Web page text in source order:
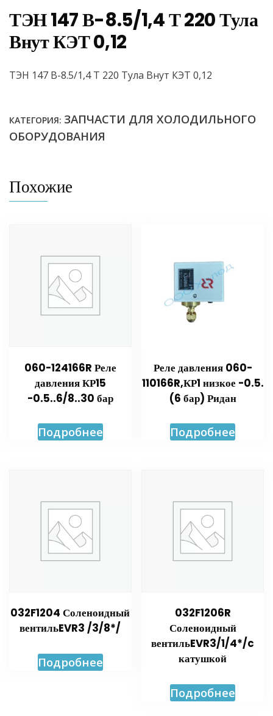
ТЭН 147 В-8.5/1,4 Т 220 Тула
Внут КЭТ 0,12
ТЭН 147 В-8.5/1,4 Т 220 Тула Внут КЭТ 0,12
КАТЕГОРИЯ: ЗАПЧАСТИ ДЛЯ ХОЛОДИЛЬНОГО
ОБОРУДОВАНИЯ
Похожие
060-124166R Реле
давления КР15
-0.5..6/8..30 бар
Подробнее
Реле давления 060-
110166R,КР1 низкое -0.5.
(6 бар) Ридан
Подробнее
032F1204 Соленоидный
вентильEVR3 /3/8*/
Подробнее
032F1206R
Соленоидный
вентильEVR3/1/4*/c
катушкой
Подробнее